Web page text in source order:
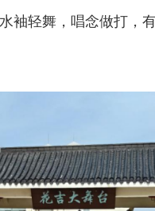
袖轻舞，唱念做打，